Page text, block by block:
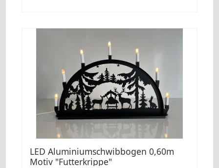
LED Aluminiumschwibbogen 0,60m
Motiv "Futterkrippe"